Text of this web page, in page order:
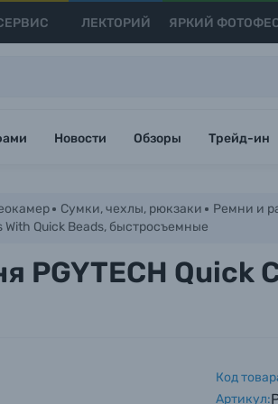
ЛЕКТОРИЙ ЯРКИЙ
Новости Обзоры Трейд-ин
Сумки, чехлы, рюкзаки
Ремни и
With Quick Beads, быстросъемные
PGYTECH Quick
Код
Артикул: